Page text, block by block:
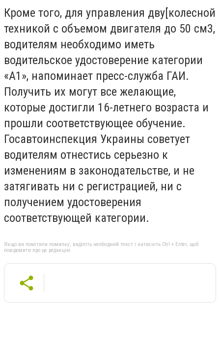
Кроме того, для управления дву[колесной
техникой с объемом двигателя до 50 см3,
водителям необходимо иметь
водительское удостоверение категории
«А1», напоминает пресс-служба ГАИ.
Получить их могут все желающие,
которые достигли 16-летнего возраста и
прошли соответствующее обучение.
Госавтоинспекция Украины советует
водителям отнестись серьезно к
изменениям в законодательстве, и не
затягивать ни с регистрацией, ни с
получением удостоверения
соответствующей категории.
Якщо ви помітили помилку, виділіть необхідний текст і натисніть Ctrl + Enter, щоб
повідомити про це редакцію